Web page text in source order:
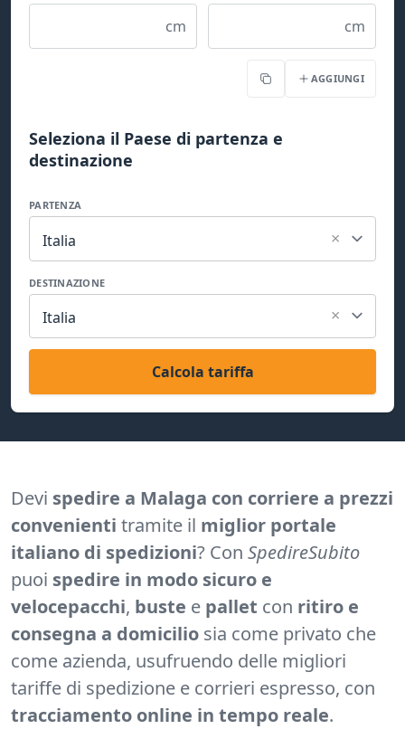
cm cm
Copia AGGIUNGI
Seleziona il Paese di partenza e
destinazione
PARTENZA
Italia ×
DESTINAZIONE
Italia ×
Calcola tariffa
Devi spedire a Malaga con corriere a prezzi
convenienti tramite il miglior portale
italiano di spedizioni? Con SpedireSubito
puoi spedire in modo sicuro e
velocepacchi, buste e pallet con ritiro e
consegna a domicilio sia come privato che
come azienda, usufruendo delle migliori
tariffe di spedizione e corrieri espresso, con
tracciamento online in tempo reale.